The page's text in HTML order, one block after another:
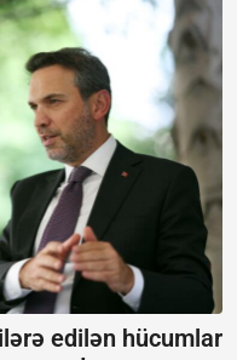
edilən hücumlar